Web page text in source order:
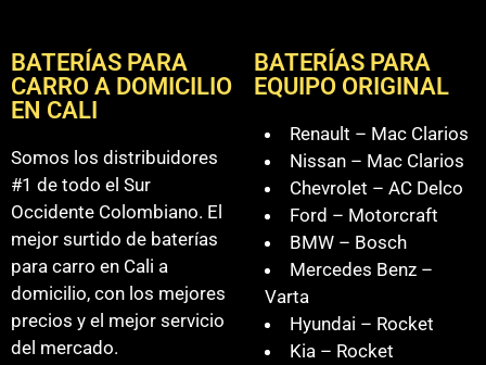
BATERÍAS PARA
CARRO A DOMICILIO
EN CALI
Somos los distribuidores
#1 de todo el Sur
Occidente Colombiano. El
mejor surtido de baterías
para carro en Cali a
domicilio, con los mejores
precios y el mejor servicio
del mercado.
BATERÍAS PARA
EQUIPO ORIGINAL
Renault – Mac Clarios
Nissan – Mac Clarios
Chevrolet – AC Delco
Ford – Motorcraft
BMW – Bosch
Mercedes Benz –
Varta
Hyundai – Rocket
Kia – Rocket